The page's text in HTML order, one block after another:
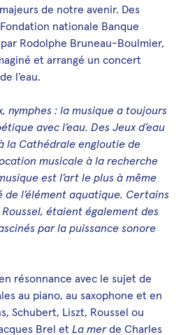
de notre avenir. Des
nationale Banque
Rodolphe Bruneau-Boulmier,
et arrangé un concert
l’eau.
nymphes : la musique a toujours
avec l’eau. Des Jeux d’eau
la Cathédrale engloutie de
musicale à la recherche
est l’art le plus à même
de l’élément aquatique. Certains
étaient également des
par la puissance sonore
résonnance avec le sujet de
au piano, au saxophone et en
Schubert, Liszt, Roussel ou
Brel et La merde Charles